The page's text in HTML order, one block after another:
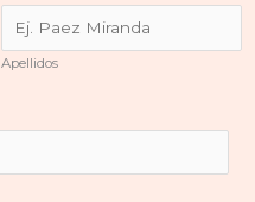
Apellidos